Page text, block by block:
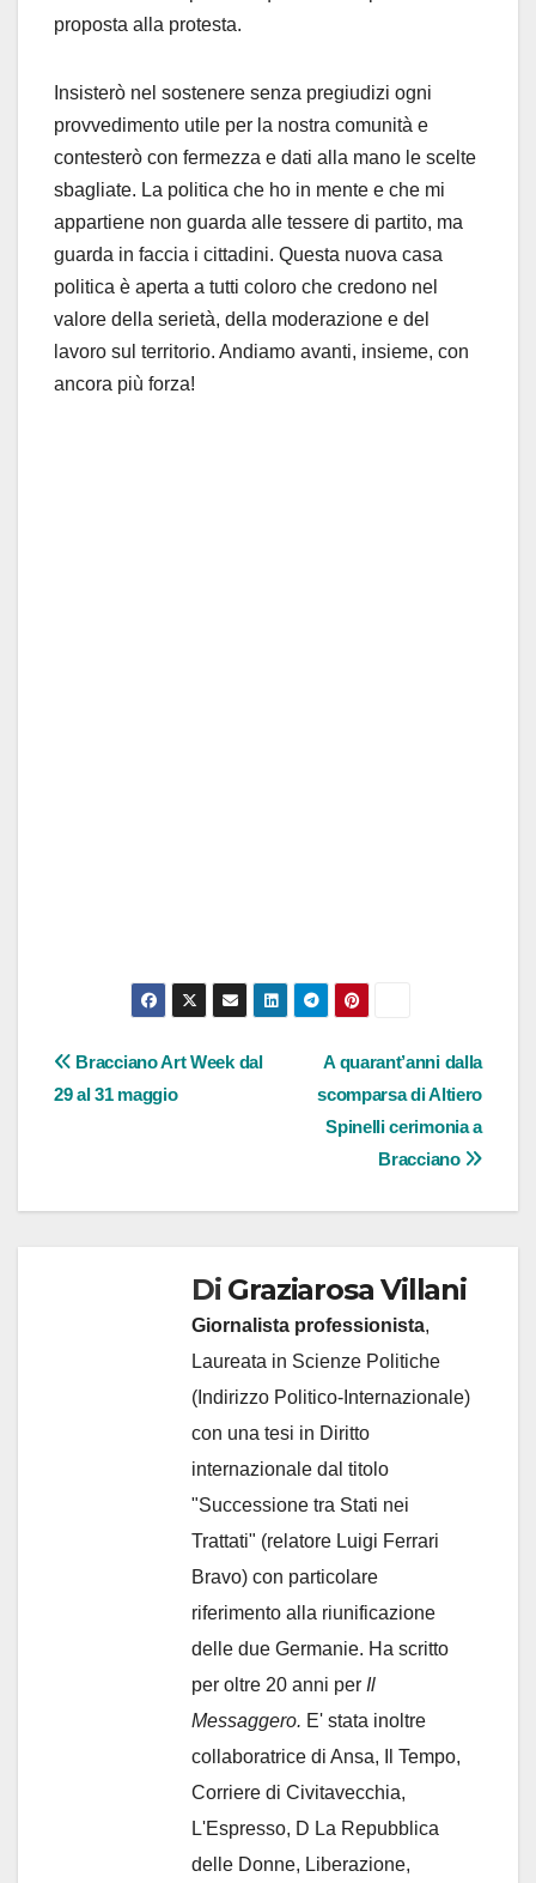
proposta alla protesta.
Insisterò nel sostenere senza pregiudizi ogni
provvedimento utile per la nostra comunità e
contesterò con fermezza e dati alla mano le scelte
sbagliate. La politica che ho in mente e che mi
appartiene non guarda alle tessere di partito, ma
guarda in faccia i cittadini. Questa nuova casa
politica è aperta a tutti coloro che credono nel
valore della serietà, della moderazione e del
lavoro sul territorio. Andiamo avanti, insieme, con
ancora più forza!
Navigazione
articoli
A quarant’anni dalla
scomparsa di Altiero
Spinelli cerimonia a
Bracciano
Bracciano Art Week dal
29 al 31 maggio
Di Graziarosa Villani
Giornalista professionista,
Laureata in Scienze Politiche
(Indirizzo Politico-Internazionale)
con una tesi in Diritto
internazionale dal titolo
"Successione tra Stati nei
Trattati" (relatore Luigi Ferrari
Bravo) con particolare
riferimento alla riunificazione
delle due Germanie. Ha scritto
per oltre 20 anni per Il
Messaggero. E' stata inoltre
collaboratrice di Ansa, Il Tempo,
Corriere di Civitavecchia,
L'Espresso, D La Repubblica
delle Donne, Liberazione,